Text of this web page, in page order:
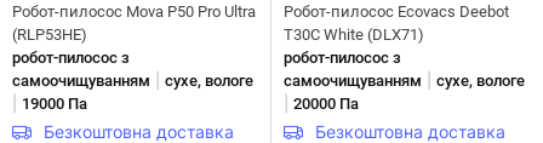
Робот-пилосос Mova P50 Pro Ultra
(RLP53HE)
робот-пилосос з
самоочищуванням
сухе, вологе
19000 Па
Безкоштовна доставка
Робот-пилосос Ecovacs Deebot
T30C White (DLX71)
робот-пилосос з
самоочищуванням
сухе, вологе
20000 Па
Безкоштовна доставка